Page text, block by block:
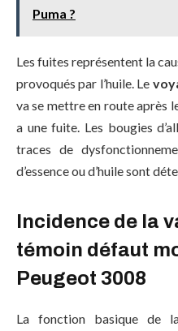
Puma ?
Les fuites représentent la
provoqués par l’huile. Le
va se mettre en route après
a une fuite. Les bougies
traces de
d’essence ou d’huile sont
Incidence de la
témoin défaut
Peugeot 3008
La fonction basique de